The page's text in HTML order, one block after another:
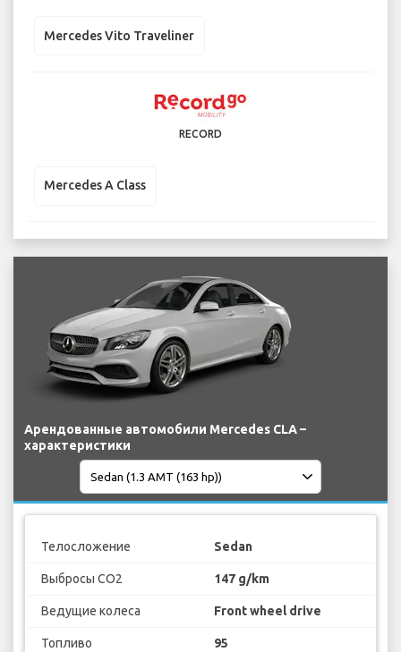
Mercedes Vito Traveliner
RECORD
Mercedes A Class
Арендованные автомобили Mercedes CLA –
характеристики
Телосложение Sedan
Выбросы CO2 147 g/km
Ведущие колеса Front wheel drive
Топливо 95